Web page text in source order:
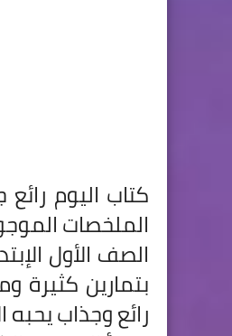
الملخصات
الصف الأول
بتمارين
رائع وجذاب يحبه